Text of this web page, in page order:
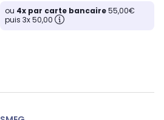
ou 4x par carte bancaire55,00€
puis 3x 50,00